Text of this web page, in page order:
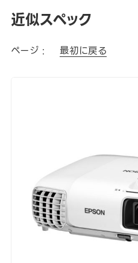
近似スペック
ページ : 最初に戻る